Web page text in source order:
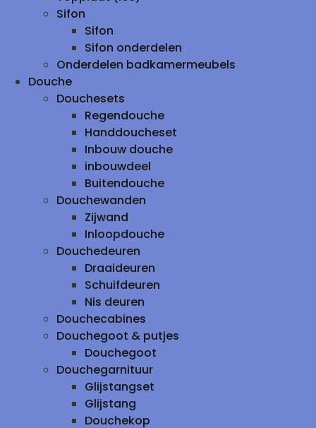
Sifon
Sifon
Sifon onderdelen
Onderdelen badkamermeubels
Douche
Douchesets
Regendouche
Handdoucheset
Inbouw douche
inbouwdeel
Buitendouche
Douchewanden
Zijwand
Inloopdouche
Douchedeuren
Draaideuren
Schuifdeuren
Nis deuren
Douchecabines
Douchegoot & putjes
Douchegoot
Douchegarnituur
Glijstangset
Glijstang
Douchekop